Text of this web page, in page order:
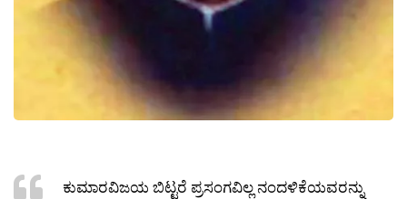
ಕುಮಾರವಿಜಯ ಬಿಟ್ಟರೆ ಪ್ರಸಂಗವಿಲ್ಲ ನಂದಳಿಕೆಯವರನ್ನು